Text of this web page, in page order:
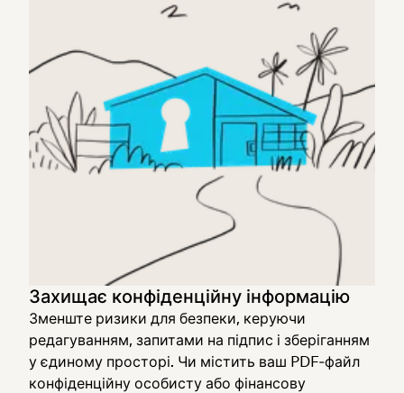
Захищає конфіденційну інформацію
Зменште ризики для безпеки, керуючи
редагуванням, запитами на підпис і зберіганням
у єдиному просторі. Чи містить ваш PDF‑файл
конфіденційну особисту або фінансову